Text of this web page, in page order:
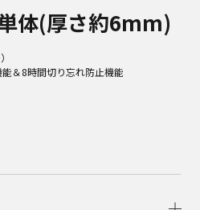
体(厚さ約6mm)
＆8時間切り忘れ防止機能